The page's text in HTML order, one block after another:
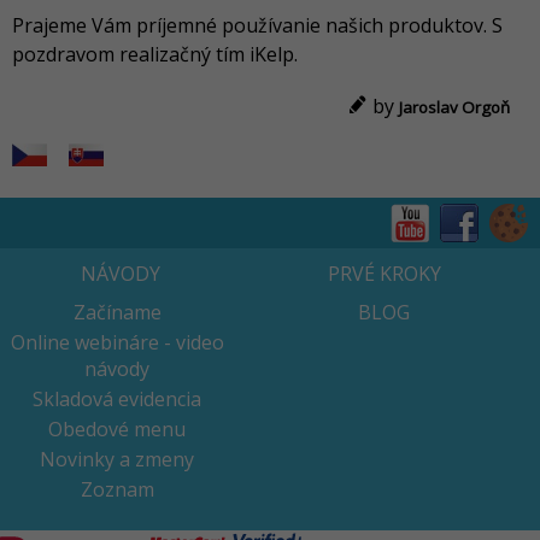
Prajeme Vám príjemné používanie našich produktov. S
pozdravom realizačný tím iKelp.
by Jaroslav Orgoň
NÁVODY
Začíname
Online webináre - video
návody
Skladová evidencia
Obedové menu
Novinky a zmeny
Zoznam
PRVÉ KROKY
BLOG